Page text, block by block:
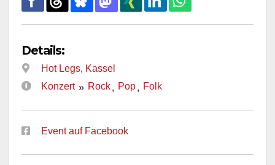
Details:
Hot Legs, Kassel
Konzert » Rock, Pop, Folk
Event auf Facebook